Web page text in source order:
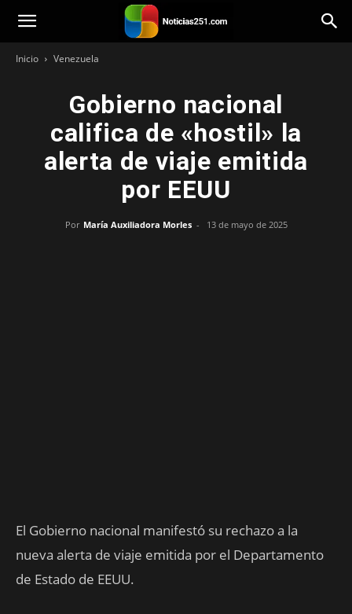
Noticias251
Inicio Venezuela
Gobierno nacional
califica de «hostil» la
alerta de viaje emitida
por EEUU
Por María Auxiliadora Morles - 13 de mayo de 2025
El Gobierno nacional manifestó su rechazo a la
nueva alerta de viaje emitida por el Departamento
de Estado de EEUU.